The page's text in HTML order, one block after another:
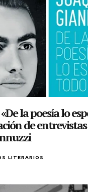
la poesía lo
de
LITERARIOS